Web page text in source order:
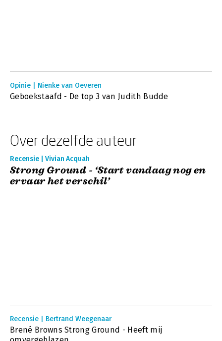
Opinie | Nienke van Oeveren
Geboekstaafd - De top 3 van Judith Budde
Over dezelfde auteur
Recensie | Vivian Acquah
Strong Ground - ‘Start vandaag nog en
ervaar het verschil’
Recensie | Bertrand Weegenaar
Brené Browns Strong Ground - Heeft mij